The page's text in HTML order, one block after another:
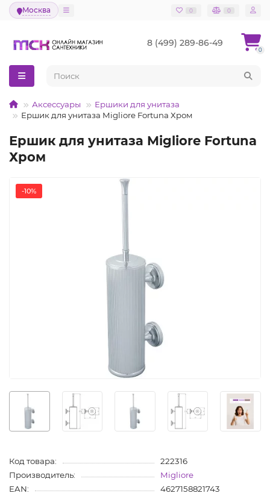
Москва 0 0
8 (499) 289-86-49
0
Аксессуары
Ершики для унитаза
Ершик для унитаза Migliore Fortuna Хром
Ершик для унитаза Migliore Fortuna
Хром
-10%
Код товара:
222316
Производитель:
Migliore
EAN:
4627158821743